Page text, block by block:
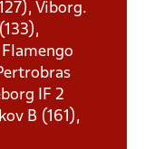
Viborg.
IF 2
B (161),